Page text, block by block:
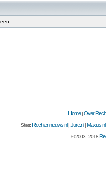
Home|Over
Sites:Rechtennieuws.nl|Jure.nl|Maxius.nl
© 2003 - 2018